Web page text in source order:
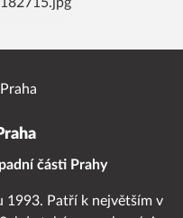
části Prahy
1993. Patří k největším v